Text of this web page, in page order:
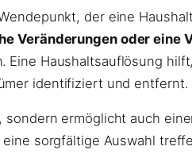
der eine
Veränderungen oder eine
Eine Haushaltsauflösung
identifiziert und entfernt.
ermöglicht auch
sorgfältige Auswahl